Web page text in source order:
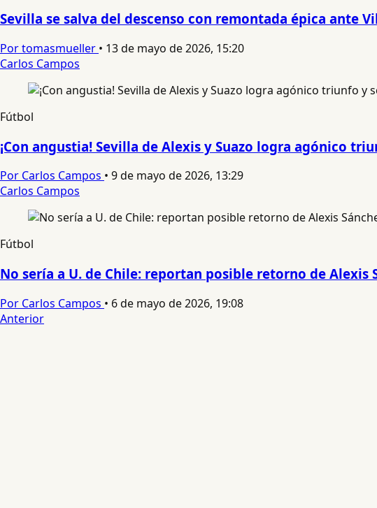
Sevilla se salva del descenso con remontada épica ante
Por tomasmueller • 13 de mayo de 2026, 15:20
Carlos Campos
Fútbol
¡Con angustia! Sevilla de Alexis y Suazo logra agónico
Por Carlos Campos • 9 de mayo de 2026, 13:29
Carlos Campos
Fútbol
No sería a U. de Chile: reportan posible retorno de Alexis
Por Carlos Campos • 6 de mayo de 2026, 19:08
Anterior